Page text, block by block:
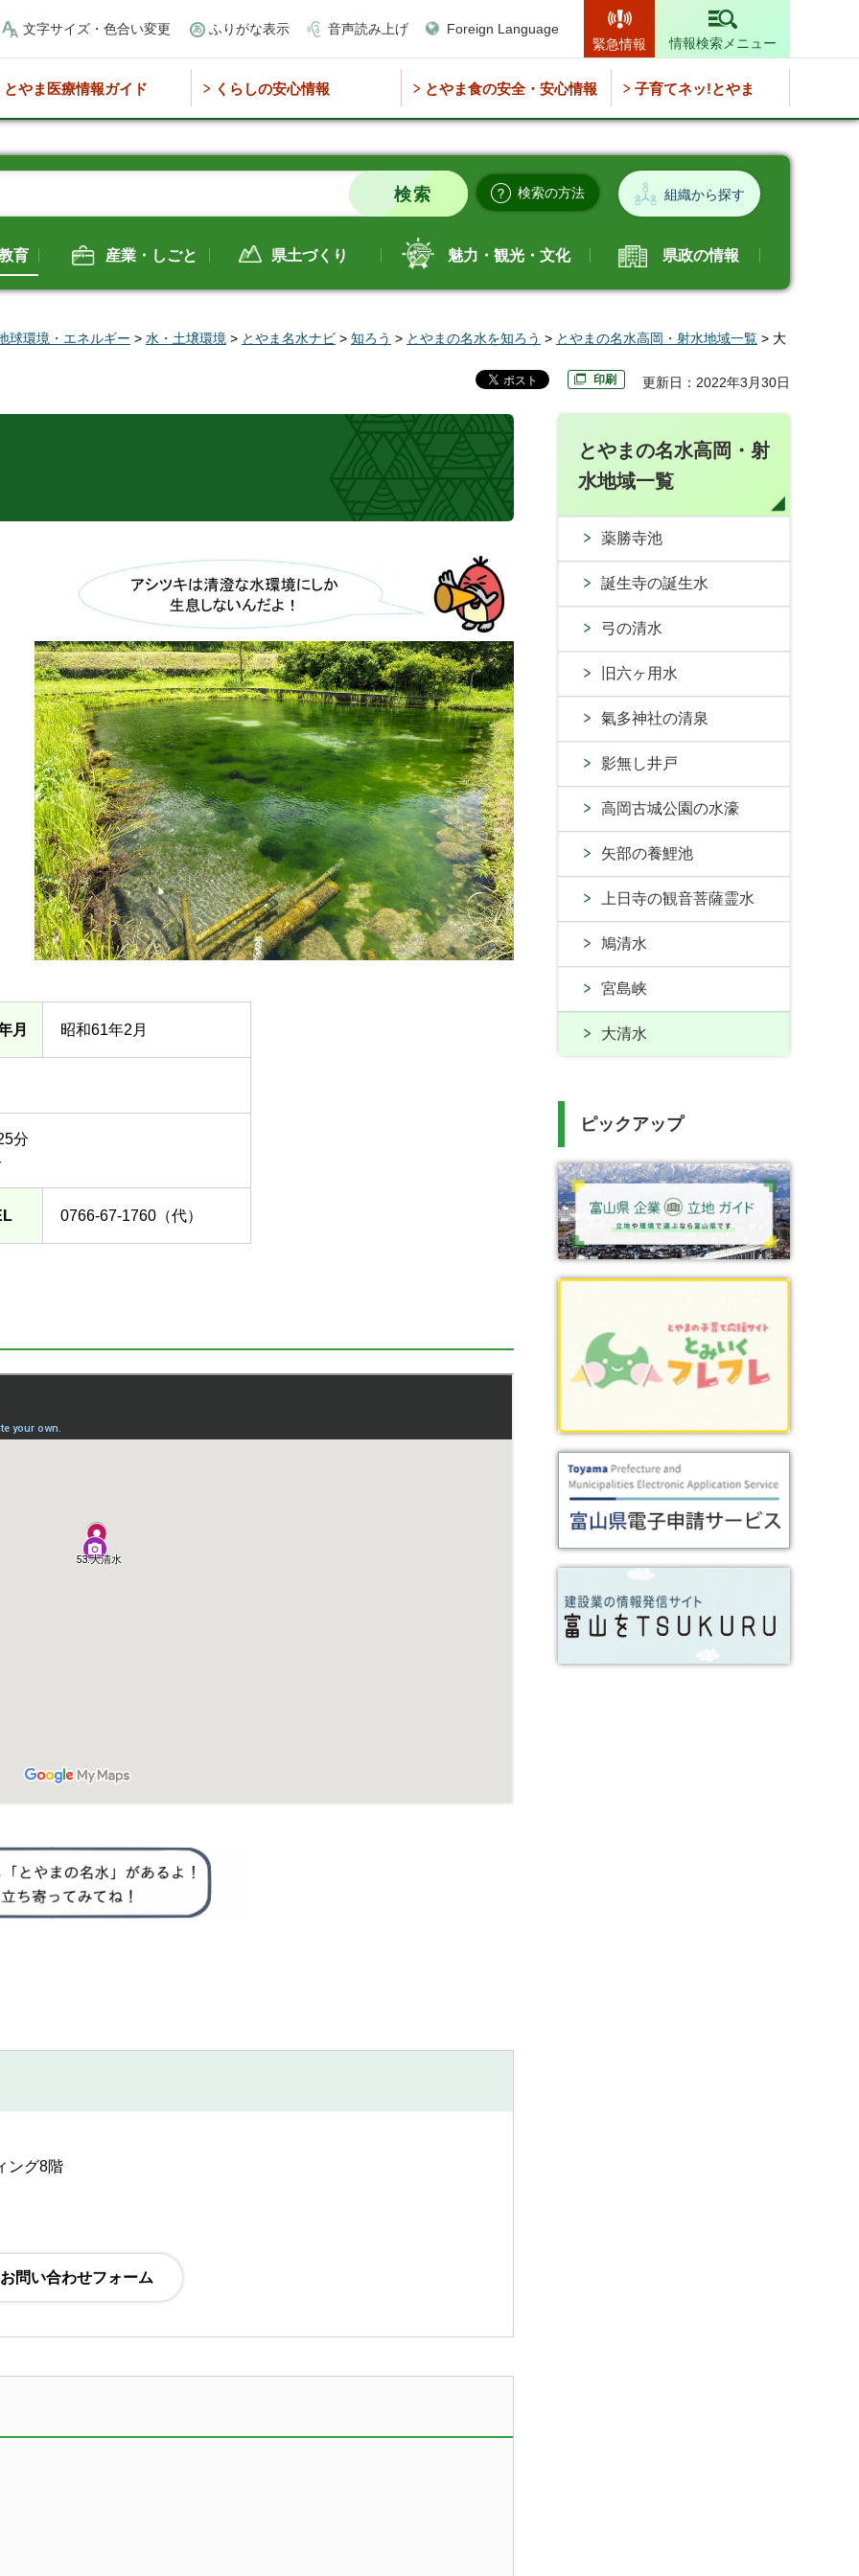
文字サイズ・色合い変更 ふりがな表示 音声読み上げ
Foreign Language
緊急情報
情報検索メニュー
とやま医療情報ガイド くらしの安心情報 とやま食の安全・安心情報 子育てネッ!とやま
検索の方法 組織から探す
育 産業・しごと 県土づくり 魅力・観光・文化 県政の情報
球環境・エネルギー > 水・土壌環境 > とやま名水ナビ > 知ろう > とやまの名水を知ろう > とやまの名水高岡・射水地域一覧 > 大
印刷 更新日：2022年3月30日
月 昭和61年2月
分
0766-67-1760（代）
ング8階
とやまの名水高岡・射
水地域一覧
薬勝寺池
誕生寺の誕生水
弓の清水
旧六ヶ用水
氣多神社の清泉
影無し井戸
高岡古城公園の水濠
矢部の養鯉池
上日寺の観音菩薩霊水
鳩清水
宮島峡
大清水
ピックアップ